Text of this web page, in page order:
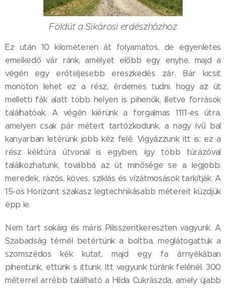
Földút a Sikárosi erdészházhoz
Ez után 10 kilométeren át folyamatos, de egyenletes
emelkedő vár ránk, amelyet előbb egy enyhe, majd a
végén egy erőteljesebb ereszkedés zár. Bár kicsit
monoton lehet ez a rész, érdemes tudni, hogy az út
melletti fák alatt több helyen is pihenők, illetve források
találhatóak. A végén kiérünk a forgalmas 1111-es útra,
amelyen csak pár métert tartózkodunk, a nagy ívű bal
kanyarban letérünk jobb kéz felé. Vigyázzunk itt is: ez a
rész kéktúra útvonal is egyben, így több túrázóval
találkozhatunk, továbbá az út minősége se a legjobb:
meredek, rázós, köves, sziklás és vízátmosások tarkítják. A
15-ös Horizont szakasz legtechnikásabb métereit küzdjük
épp le.
Nem tart sokáig és máris Pilisszentkereszten vagyunk. A
Szabadság térnél betértünk a boltba, meglátogattuk a
szomszédos kék kutat, majd egy fa árnyékában
pihentünk, ettünk s ittunk. Itt vagyunk túránk felénél. 300
méterrel arrébb található a Hilda Cukrászda, amely újabb